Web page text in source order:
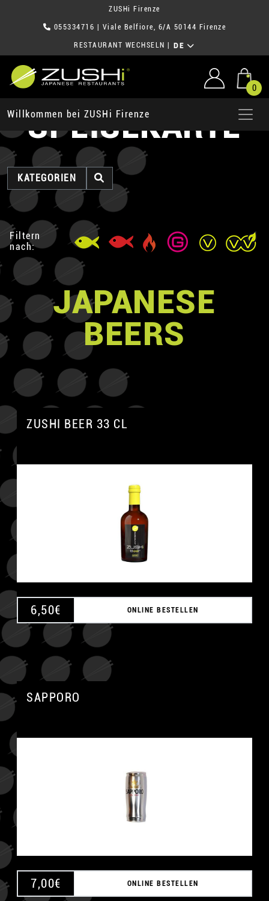
ZUSHi Firenze
055334716 | Viale Belfiore, 6/A 50144 Firenze
RESTAURANT WECHSELN DE
0
Willkommen bei ZUSHi Firenze
SPEISEKARTE
KATEGORIEN
Filtern
nach:
JAPANESE
BEERS
ZUSHI BEER 33 CL
6,50€ ONLINE BESTELLEN
SAPPORO
7,00€ ONLINE BESTELLEN